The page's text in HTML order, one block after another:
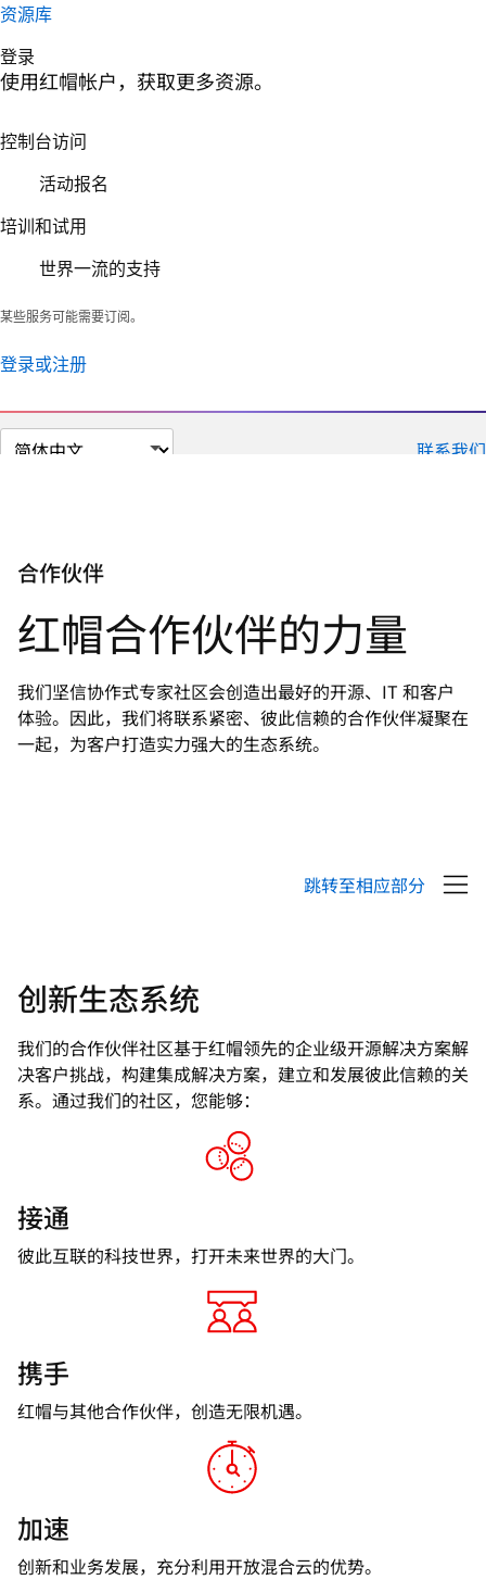
资源库
登录
使用红帽帐户，获取更多资源。
控制台访问
活动报名
培训和试用
世界一流的支持
某些服务可能需要订阅。
登录或注册
切
联系我们
合作伙伴
红帽合作伙伴的力量
我们坚信协作式专家社区会创造出最好的开源、IT 和客户
体验。因此，我们将联系紧密、彼此信赖的合作伙伴凝聚在
一起，为客户打造实力强大的生态系统。
跳转至相应部分
创新生态系统
我们的合作伙伴社区基于红帽领先的企业级开源解决方案解
决客户挑战，构建集成解决方案，建立和发展彼此信赖的关
系。通过我们的社区，您能够：
接通
彼此互联的科技世界，打开未来世界的大门。
携手
红帽与其他合作伙伴，创造无限机遇。
加速
创新和业务发展，充分利用开放混合云的优势。